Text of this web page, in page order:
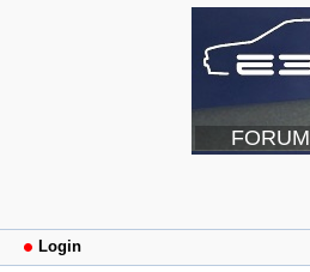
FORUM
Login